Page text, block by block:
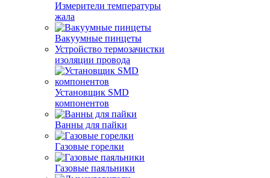
Измерители температуры
жала
Вакуумные пинцеты
Устройство термозачистки
изоляции провода
Установщик SMD
компонентов
Ванны для пайки
Газовые горелки
Газовые паяльники